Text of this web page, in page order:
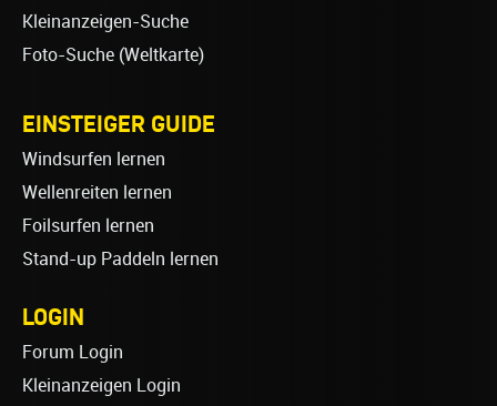
Kleinanzeigen-Suche
Foto-Suche (Weltkarte)
EINSTEIGER GUIDE
Windsurfen lernen
Wellenreiten lernen
Foilsurfen lernen
Stand-up Paddeln lernen
LOGIN
Forum Login
Kleinanzeigen Login